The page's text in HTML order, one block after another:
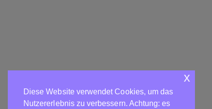
Diese Website verwendet Cookies, um das
Nutzererlebnis zu verbessern. Achtung: es
x